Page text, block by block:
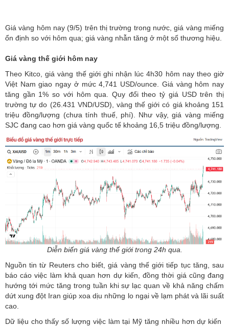
Giá vàng hôm nay (9/5) trên thị trường trong nước, giá vàng miếng
ổn định so với hôm qua; giá vàng nhẫn tăng ở một số thương hiệu.
Giá vàng thế giới hôm nay
Theo Kitco, giá vàng thế giới ghi nhận lúc 4h30 hôm nay theo giờ
Việt Nam giao ngay ở mức 4,741 USD/ounce. Giá vàng hôm nay
tăng gần 1% so với hôm qua. Quy đổi theo tỷ giá USD trên thị
trường tự do (26.431 VND/USD), vàng thế giới có giá khoảng 151
triệu đồng/lượng (chưa tính thuế, phí). Như vậy, giá vàng miếng
SJC đang cao hơn giá vàng quốc tế khoảng 16,5 triệu đồng/lượng.
Diễn biến giá vàng thế giới trong 24h qua.
Nguồn tin từ Reuters cho biết,giá vàng thế giới tiếp tục tăng, sau
báo cáo việc làm khả quan hơn dự kiến, đồng thời giá cũng đang
hướng tới mức tăng trong tuần khi sự lạc quan về khả năng chấm
dứt xung đột Iran giúp xoa dịu những lo ngại về lạm phát và lãi suất
cao.
Dữ liệu cho thấy số lượng việc làm tại Mỹ tăng nhiều hơn dự kiến ​​